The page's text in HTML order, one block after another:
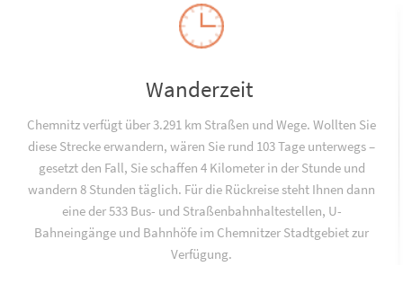
Wanderzeit
Chemnitz verfügt über 3.291 km Straßen und Wege. Wollten Sie
diese Strecke erwandern, wären Sie rund 103 Tage unterwegs –
gesetzt den Fall, Sie schaffen 4 Kilometer in der Stunde und
wandern 8 Stunden täglich. Für die Rückreise steht Ihnen dann
eine der 533 Bus- und Straßenbahnhaltestellen, U-
Bahneingänge und Bahnhöfe im Chemnitzer Stadtgebiet zur
Verfügung.